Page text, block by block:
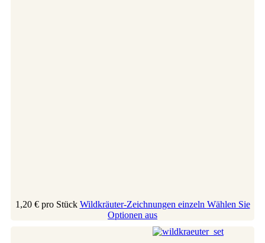
1,20 € pro Stück Wildkräuter-Zeichnungen einzeln Wählen Sie
Optionen aus